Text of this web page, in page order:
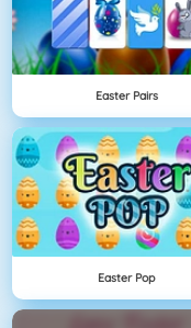
Easter Pairs
Easter Pop